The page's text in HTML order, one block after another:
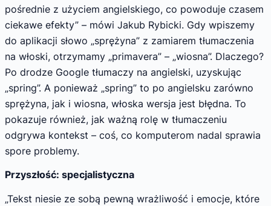
pośrednie z użyciem angielskiego, co powoduje czasem
ciekawe efekty” – mówi Jakub Rybicki. Gdy wpiszemy
do aplikacji słowo „sprężyna” z zamiarem tłumaczenia
na włoski, otrzymamy „primavera” – „wiosna”. Dlaczego?
Po drodze Google tłumaczy na angielski, uzyskując
„spring”. A ponieważ „spring” to po angielsku zarówno
sprężyna, jak i wiosna, włoska wersja jest błędna. To
pokazuje również, jak ważną rolę w tłumaczeniu
odgrywa kontekst – coś, co komputerom nadal sprawia
spore problemy.
Przyszłość: specjalistyczna
„Tekst niesie ze sobą pewną wrażliwość i emocje, które